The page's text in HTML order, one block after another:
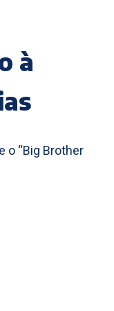
à
o “Big Brother